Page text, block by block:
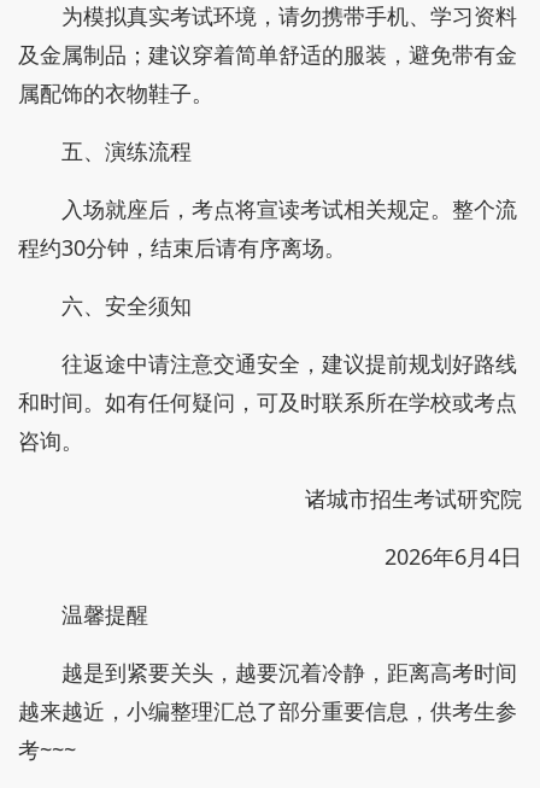
为模拟真实考试环境，请勿携带手机、学习资料
及金属制品；建议穿着简单舒适的服装，避免带有金
属配饰的衣物鞋子。
五、演练流程
入场就座后，考点将宣读考试相关规定。整个流
程约30分钟，结束后请有序离场。
六、安全须知
往返途中请注意交通安全，建议提前规划好路线
和时间。如有任何疑问，可及时联系所在学校或考点
咨询。
诸城市招生考试研究院
2026年6月4日
温馨提醒
越是到紧要关头，越要沉着冷静，距离高考时间
越来越近，小编整理汇总了部分重要信息，供考生参
考~~~